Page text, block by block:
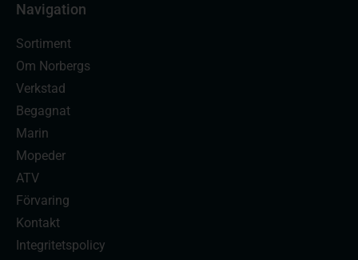
Navigation
Sortiment
Om Norbergs
Verkstad
Begagnat
Marin
Mopeder
ATV
Förvaring
Kontakt
Integritetspolicy